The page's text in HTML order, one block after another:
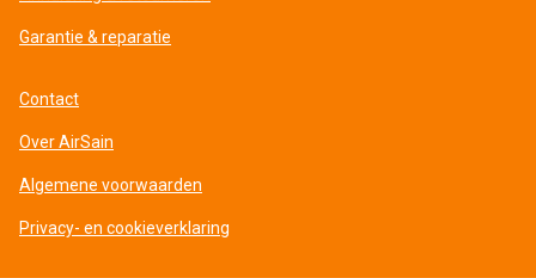
Garantie & reparatie
Contact
Over AirSain
Algemene voorwaarden
Privacy- en cookieverklaring